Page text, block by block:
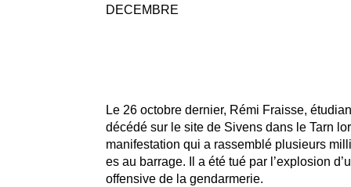
DECEMBRE
Le 26 octobre dernier, Rémi Fraisse,
décédé sur le site de Sivens dans le Tarn
manifestation qui a rassemblé plusieurs
es au barrage. Il a été tué par l’explosion
offensive de la gendarmerie.